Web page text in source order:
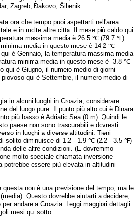
Zagreb, Đakovo, Šibenik.
ora che tempo puoi aspettarti nell'area
e in molte altre città. Il mese più caldo qui
massima media è 26.5 ℃ (79.7 ℉).
minima media in questo mese è 14.2 ℃
è Gennaio, la temperatura massima media
minima media in questo mese è -3.8 ℃
qui è Giugno, il numero medio di giorni
qui è Settembre, il numero medio di
in alcuni luoghi in Croazia, considerare
del luogo pure. Il punto più alto qui è Dinara
più basso è Adriatic Sea (0 m). Quindi le
paese non sono trascurabili e dovresti
in luoghi a diverse altitudini. Tieni
solito diminuisce di 1.2 - 1.9 ℃ (2.2 - 3.5 ℉)
delle altre condizioni. (E dovremmo
molto speciale chiamata inversione
potrebbe essere più elevata in altitudini
questa non è una previsione del tempo, ma le
Questo dovrebbe aiutarti a decidere,
andare a Croazia. Leggi maggiori dettagli
mesi qui sotto: